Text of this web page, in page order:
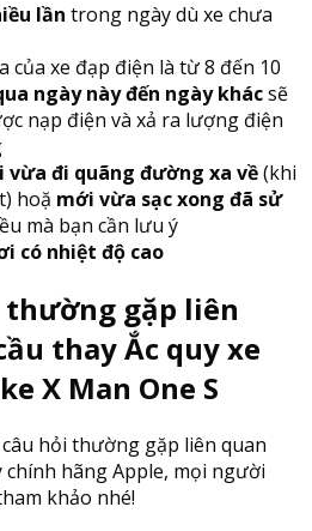
lần trong ngày dù xe chưa
của xe đạp điện là từ 8 đến 10
ngày này đến ngày khácsẽ
nạp điện và xả ra lượng điện
vừa đi quãng đường xa về(khi
hoặ mới vừa sạc xong đã sử
mà bạn cần lưu ý
có nhiệt độ cao
gặp liên
thay Ắc quy xe
X Man One S
hỏi thường gặp liên quan
chính hãng Apple, mọi người
khảo nhé!